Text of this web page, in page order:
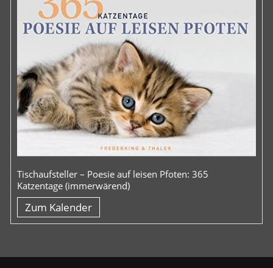
Tischaufsteller – Poesie auf leisen Pfoten: 365
Katzentage (immerwärend)
Zum Kalender